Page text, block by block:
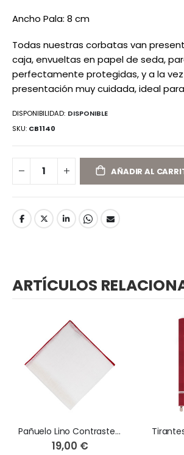
Ancho Pala: 8 cm
Todas nuestras corbatas van
caja, envueltas en papel de seda,
perfectamente protegidas, y a la
presentación muy cuidada, ideal
DISPONIBILIDAD: DISPONIBLE
SKU CB1140
AÑADIR AL
ARTÍCULOS
Pañuelo Lino Contraste Rojo
19,00 €